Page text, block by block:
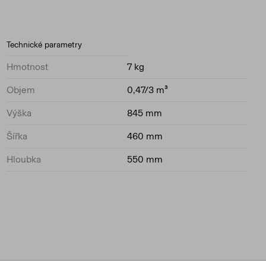
Technické parametry
Hmotnost 7 kg
Objem 0,47/3 m³
Výška 845 mm
Šířka 460 mm
Hloubka 550 mm